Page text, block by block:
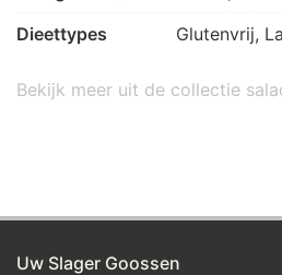
Dieettypes
Glutenvrij,
Bekijk meer uit de collectie
Uw Slager Goossen